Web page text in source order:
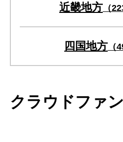
近畿地方 （
四国地方 （
クラウドファ